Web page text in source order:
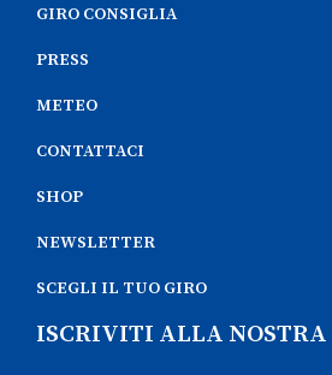
GIRO CONSIGLIA
PRESS
METEO
CONTATTACI
SHOP
NEWSLETTER
SCEGLI IL TUO GIRO
ISCRIVITI ALLA NOSTRA